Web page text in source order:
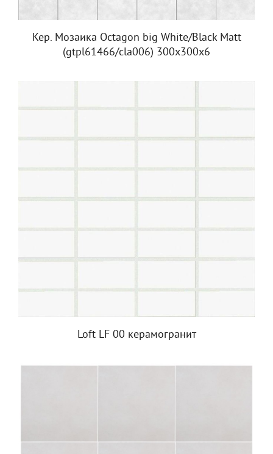
Кер. Мозаика Octagon big White/Black Matt
(gtpl61466/cla006) 300х300х6
Loft LF 00 керамогранит